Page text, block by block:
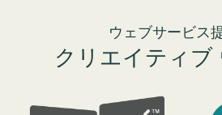
ウェブサービス
クリエイティブ